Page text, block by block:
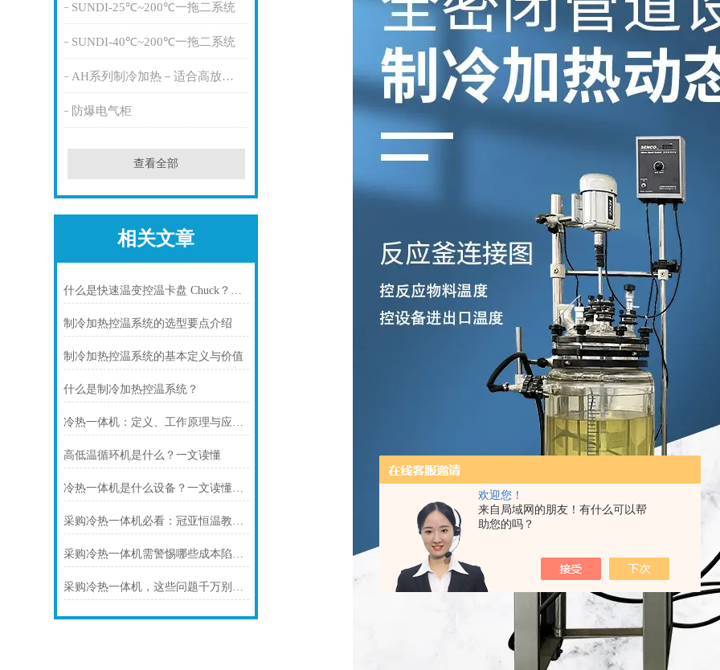
欢迎您！
来自局域网的朋友！有什么可以帮
助您的吗？
SUNDI-25℃~200℃一拖二系统
SUNDI-40℃~200℃一拖二系统
AH系列制冷加热－适合高放热量
防爆电气柜
查看全部
相关文章
什么是快速温变控温卡盘 Chuck？无锡冠亚恒温专业解析
制冷加热控温系统的选型要点介绍
制冷加热控温系统的基本定义与价值
什么是制冷加热控温系统？
冷热一体机：定义、工作原理与应用场景全解析
高低温循环机是什么？一文读懂
冷热一体机是什么设备？一文读懂工业温控装备
采购冷热一体机必看：冠亚恒温教你如何规避
采购冷热一体机需警惕哪些成本陷阱？
采购冷热一体机，这些问题千万别忽略